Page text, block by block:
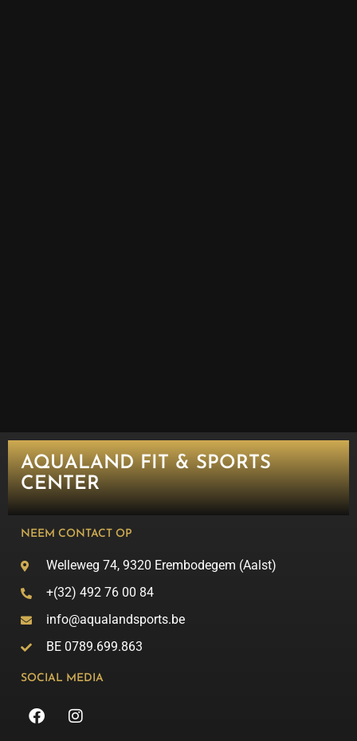
AQUALAND FIT & SPORTS
CENTER
NEEM CONTACT OP
Welleweg 74, 9320 Erembodegem (Aalst)
+(32) 492 76 00 84
info@aqualandsports.be
BE 0789.699.863
SOCIAL MEDIA